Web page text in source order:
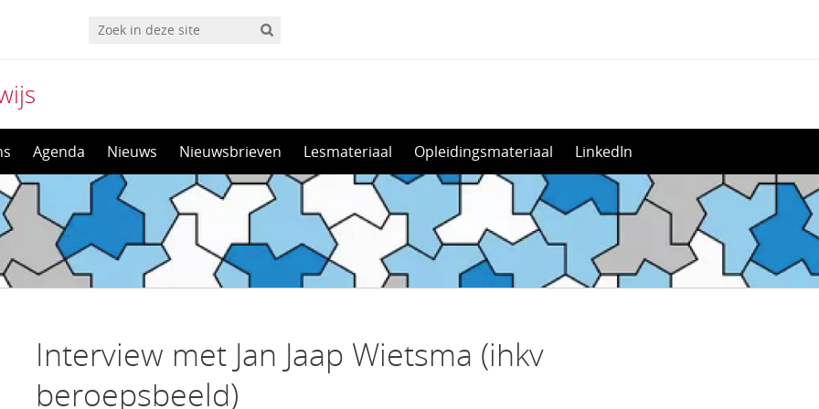
Agenda Nieuws Nieuwsbrieven Lesmateriaal Opleidingsmateriaal LinkedIn
Interview met Jan Jaap Wietsma (ihkv
beroepsbeeld)